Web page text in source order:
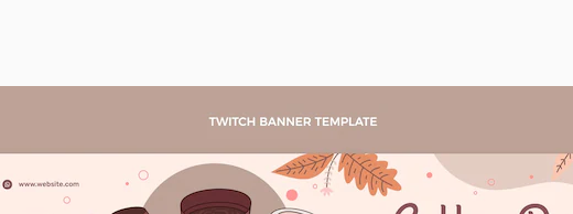
Prodotti Inizia